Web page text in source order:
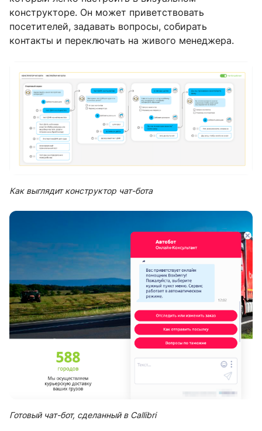
конструкторе. Он может приветствовать
посетителей, задавать вопросы, собирать
контакты и переключать на живого менеджера.
Как выглядит конструктор чат-бота
Готовый чат-бот, сделанный в Callibri